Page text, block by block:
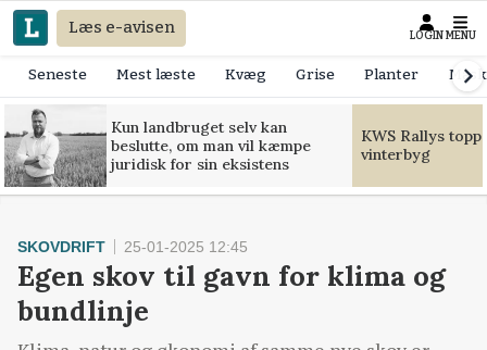
Læs e-avisen LOGIN MENU
Seneste Mest læste Kvæg Grise Planter
Kun landbruget selv kan
beslutte, om man vil kæmpe
juridisk for sin eksistens
KWS Rallys
vinterbyg
SKOVDRIFT 25-01-2025 12:45
Egen skov til gavn for klima og
bundlinje